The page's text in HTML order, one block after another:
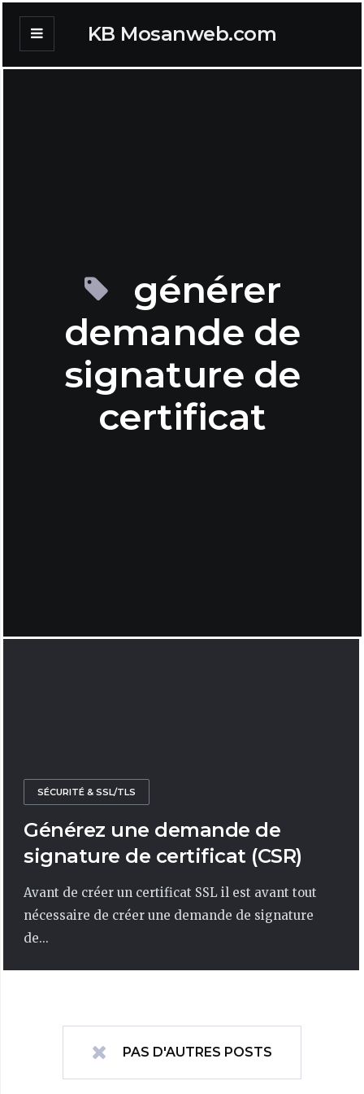
KB Mosanweb.com
générer
demande de
signature de
certificat
SÉCURITÉ & SSL/TLS
Générez une demande de
signature de certificat (CSR)
Avant de créer un certificat SSL il est avant tout
nécessaire de créer une demande de signature
de...
PAS D'AUTRES POSTS